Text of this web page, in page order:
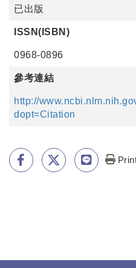
已出版
ISSN(ISBN)
0968-0896
參考連結
http://
dopt=Citation